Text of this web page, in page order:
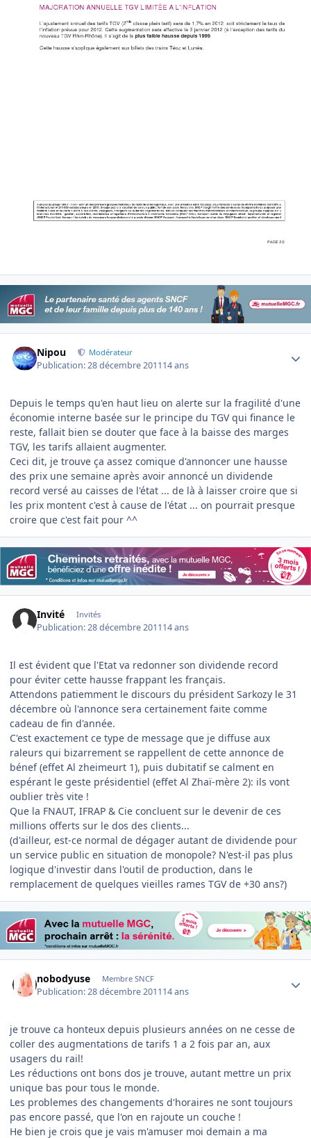
Nipou Modérateur
Publication:28 décembre 201114 ans
Depuis le temps qu'en haut lieu on alerte sur la fragilité d'une
économie interne basée sur le principe du TGV qui finance le
reste, fallait bien se douter que face à la baisse des marges
TGV, les tarifs allaient augmenter.
Ceci dit, je trouve ça assez comique d'annoncer une hausse
des prix une semaine après avoir annoncé un dividende
record versé au caisses de l'état ... de là à laisser croire que si
les prix montent c'est à cause de l'état ... on pourrait presque
croire que c'est fait pour ^^
Invité Invités
Publication:28 décembre 201114 ans
Il est évident que l'Etat va redonner son dividende record
pour éviter cette hausse frappant les français.
Attendons patiemment le discours du président Sarkozy le 31
décembre où l'annonce sera certainement faite comme
cadeau de fin d'année.
C'est exactement ce type de message que je diffuse aux
raleurs qui bizarrement se rappellent de cette annonce de
bénef (effet Al zheimeurt 1), puis dubitatif se calment en
espérant le geste présidentiel (effet Al Zhaï-mère 2): ils vont
oublier très vite !
Que la FNAUT, IFRAP & Cie concluent sur le devenir de ces
millions offerts sur le dos des clients...
(d'ailleur, est-ce normal de dégager autant de dividende pour
un service public en situation de monopole? N'est-il pas plus
logique d'investir dans l'outil de production, dans le
remplacement de quelques vieilles rames TGV de +30 ans?)
nobodyuse Membre SNCF
Publication:28 décembre 201114 ans
je trouve ca honteux depuis plusieurs années on ne cesse de
coller des augmentations de tarifs 1 a 2 fois par an, aux
usagers du rail!
Les réductions ont bons dos je trouve, autant mettre un prix
unique bas pour tous le monde.
Les problemes des changements d'horaires ne sont toujours
pas encore passé, que l'on en rajoute un couche !
He bien je crois que je vais m'amuser moi demain a ma